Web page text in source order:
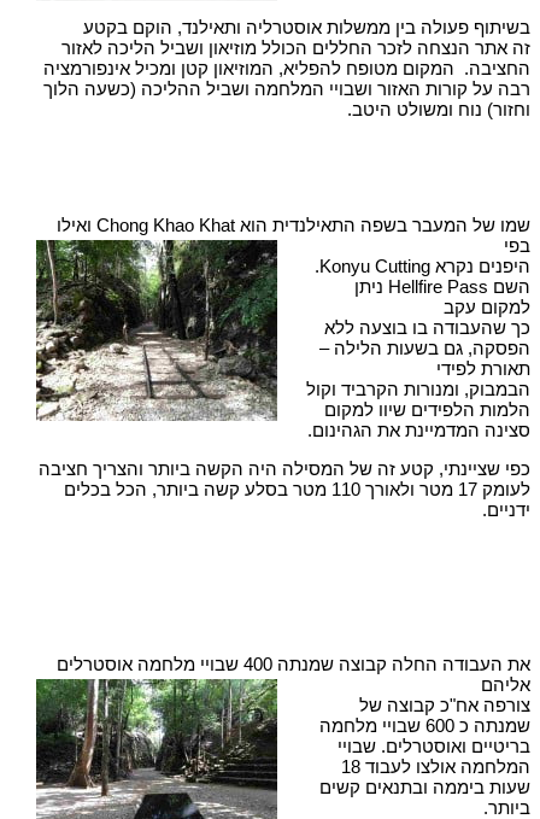
בשיתוף פעולה בין ממשלות אוסטרליה ותאילנד, הוקם בקטע
זה אתר הנצחה לזכר החללים הכולל מוזיאון ושביל הליכה לאזור
החציבה. המקום מטופח להפליא, המוזיאון קטן ומכיל אינפורמציה
רבה על קורות האזור ושבויי המלחמה ושביל ההליכה (כשעה הלוך
וחזור) נוח ומשולט היטב.
שמו של המעבר בשפה התאילנדית הוא Chong Khao Khat ואילו
בפי
היפנים נקרא Konyu Cutting.
השם Hellfire Pass ניתן
למקום עקב
כך שהעבודה בו בוצעה ללא
הפסקה, גם בשעות הלילה –
תאורת לפידי
הבמבוק, ומנורות הקרביד וקול
הלמות הלפידים שיוו למקום
סצינה המדמיינת את הגהינום.
כפי שציינתי, קטע זה של המסילה היה הקשה ביותר והצריך חציבה
לעומק 17 מטר ולאורך 110 מטר בסלע קשה ביותר, הכל בכלים
ידניים.
את העבודה החלה קבוצה שמנתה 400 שבויי מלחמה אוסטרלים
אליהם
צורפה אח"כ קבוצה של
שמנתה כ 600 שבויי מלחמה
בריטיים ואוסטרלים. שבויי
המלחמה אולצו לעבוד 18
שעות ביממה ובתנאים קשים
ביותר.